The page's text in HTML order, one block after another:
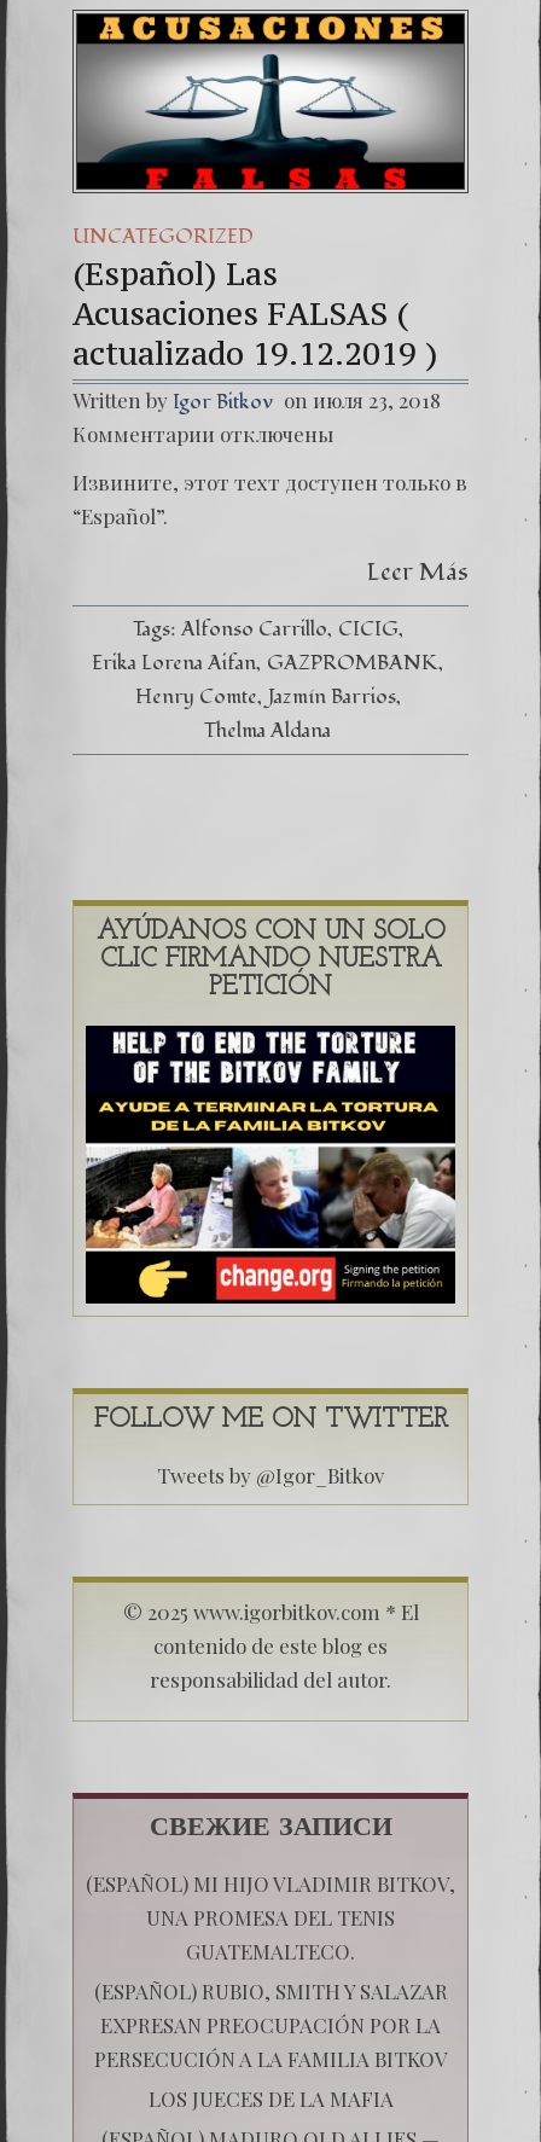
UNCATEGORIZED
(Español) Las
Acusaciones FALSAS (
actualizado 19.12.2019 )
Written by Igor Bitkov on июля 23, 2018
Комментарии отключены
Извините, этот техт доступен только в
“Español”.
Leer Más
Tags: Alfonso Carrillo CICIG
Erika Lorena Aifan GAZPROMBANK
Henry Comte Jazmín Barrios
Thelma Aldana
AYÚDANOS CON UN SOLO
CLIC FIRMANDO NUESTRA
PETICIÓN
FOLLOW ME ON TWITTER
Tweets by @Igor_Bitkov
© 2025 www.igorbitkov.com * El
contenido de este blog es
responsabilidad del autor.
СВЕЖИЕ ЗАПИСИ
(ESPAÑOL) MI HIJO VLADIMIR BITKOV,
UNA PROMESA DEL TENIS
GUATEMALTECO.
(ESPAÑOL) RUBIO, SMITH Y SALAZAR
EXPRESAN PREOCUPACIÓN POR LA
PERSECUCIÓN A LA FAMILIA BITKOV
LOS JUECES DE LA MAFIA